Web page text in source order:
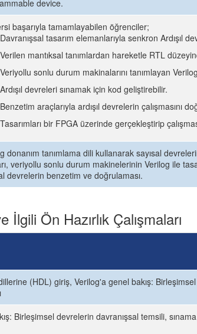
device.
başarıyla tamamlayabilen öğrenciler;
Davranışsal tasarım elemanlarıyla senkron Ardışıl
Verilen mantıksal tanımlardan hareketle RTL
Veriyollu sonlu durum makinalarını tanımlayan
Ardışıl devreleri sınamak için kod geliştirebilir.
Benzetim araçlarıyla ardışıl devrelerin çalışmasını
Tasarımları bir FPGA üzerinde gerçekleştirip
donanım tanımlama dili kullanarak sayısal
veriyollu sonlu durum makinelerinin Verilog ile
devrelerin benzetim ve doğrulaması.
İlgili Ön Hazırlık Çalışmaları
(HDL) giriş, Verilog'a genel bakış:
Birleşimsel devrelerin davranışsal temsili,